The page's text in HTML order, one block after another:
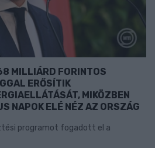
MILLIÁRD FORINTOS
ERŐSÍTIK
MIKÖZBEN
NAPOK ELÉ NÉZ AZ ORSZÁG
programot fogadott el a